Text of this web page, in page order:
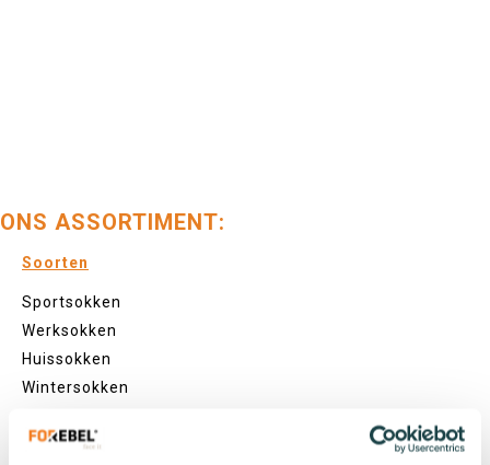
ONS ASSORTIMENT:
Soorten
Sportsokken
Werksokken
Huissokken
Wintersokken